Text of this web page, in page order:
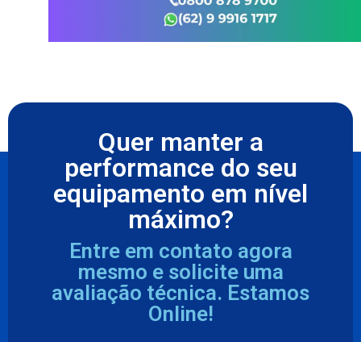
Quer manter a
performance do seu
equipamento em nível
máximo?
Entre em contato agora
mesmo e solicite uma
avaliação técnica. Estamos
Online!